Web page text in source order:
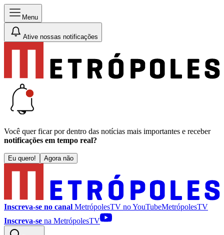
Menu
Ative nossas notificações
Você quer ficar por dentro das notícias mais importantes e receber
notificações em tempo real?
Eu quero! Agora não
Inscreva-se no canal MetrópolesTV noYouTubeMetrópolesTV
Inscreva-se na MetrópolesTV